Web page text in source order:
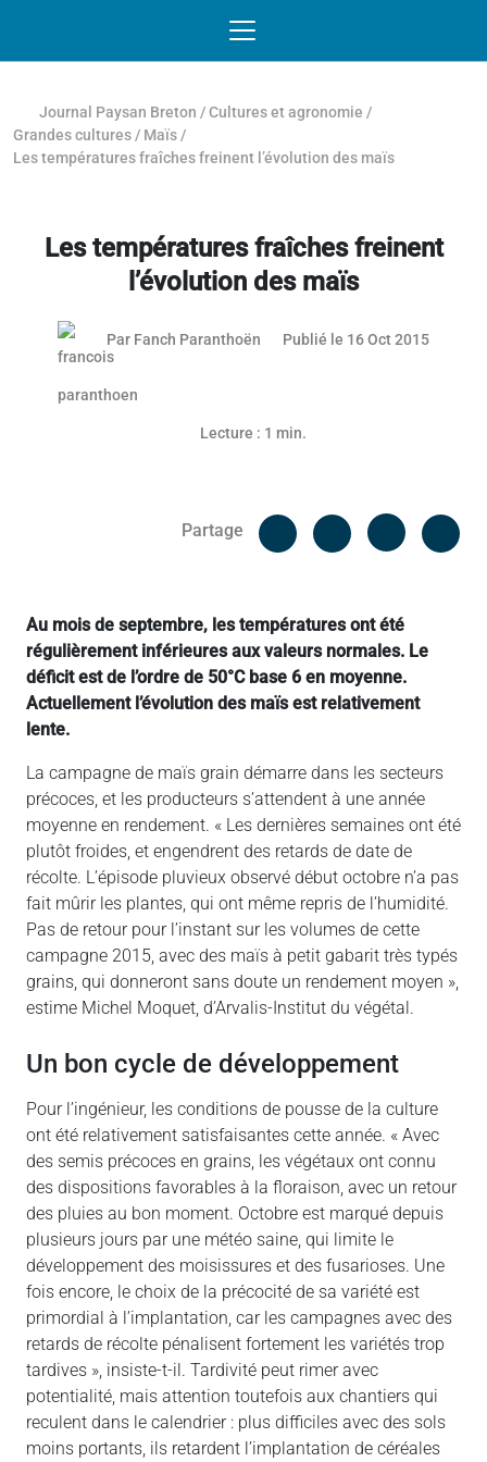
Journal Paysan Breton /Cultures et agronomie /
Grandes cultures / Maïs /
Les températures fraîches freinent l’évolution des maïs
Les températures fraîches freinent
l’évolution des maïs
Par Fanch Paranthoën Publié le 16 Oct 201503 mai
Lecture : 1 min.
Partage
Facebook
Au mois de septembre, les températures ont été
régulièrement inférieures aux valeurs normales. Le
déficit est de l’ordre de 50°C base 6 en moyenne.
Actuellement l’évolution des maïs est relativement
lente.
La campagne de maïs grain démarre dans les secteurs
précoces, et les producteurs s’attendent à une année
moyenne en rendement. « Les dernières semaines ont été
plutôt froides, et engendrent des retards de date de
récolte. L’épisode pluvieux observé début octobre n’a pas
fait mûrir les plantes, qui ont même repris de l’humidité.
Pas de retour pour l’instant sur les volumes de cette
campagne 2015, avec des maïs à petit gabarit très typés
grains, qui donneront sans doute un rendement moyen »,
estime Michel Moquet, d’Arvalis-Institut du végétal.
Un bon cycle de développement
Pour l’ingénieur, les conditions de pousse de la culture
ont été relativement satisfaisantes cette année. « Avec
des semis précoces en grains, les végétaux ont connu
des dispositions favorables à la floraison, avec un retour
des pluies au bon moment. Octobre est marqué depuis
plusieurs jours par une météo saine, qui limite le
développement des moisissures et des fusarioses. Une
fois encore, le choix de la précocité de sa variété est
primordial à l’implantation, car les campagnes avec des
retards de récolte pénalisent fortement les variétés trop
tardives », insiste-t-il. Tardivité peut rimer avec
potentialité, mais attention toutefois aux chantiers qui
reculent dans le calendrier : plus difficiles avec des sols
moins portants, ils retardent l’implantation de céréales